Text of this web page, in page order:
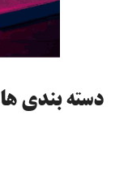
دسته‌ بندی ها